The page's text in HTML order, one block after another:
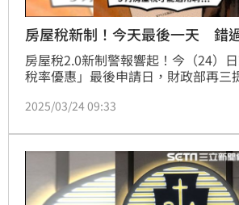
房屋稅新制！今天最後一天 錯
房屋稅2.0新制警報響起！今（24）
稅率優惠」最後申請日，財政部再三
月起房屋稅恐暴漲至4.8%，負擔激增
2025/03/24 09:33